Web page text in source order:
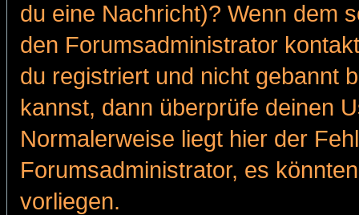
du eine Nachricht)? Wenn dem
den Forumsadministrator
du registriert und nicht gebannt
kannst, dann überprüfe deinen
Normalerweise liegt hier der
Forumsadministrator, es
vorliegen.